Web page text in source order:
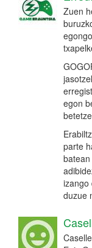
Zuen
egon
parte
izango
duzue